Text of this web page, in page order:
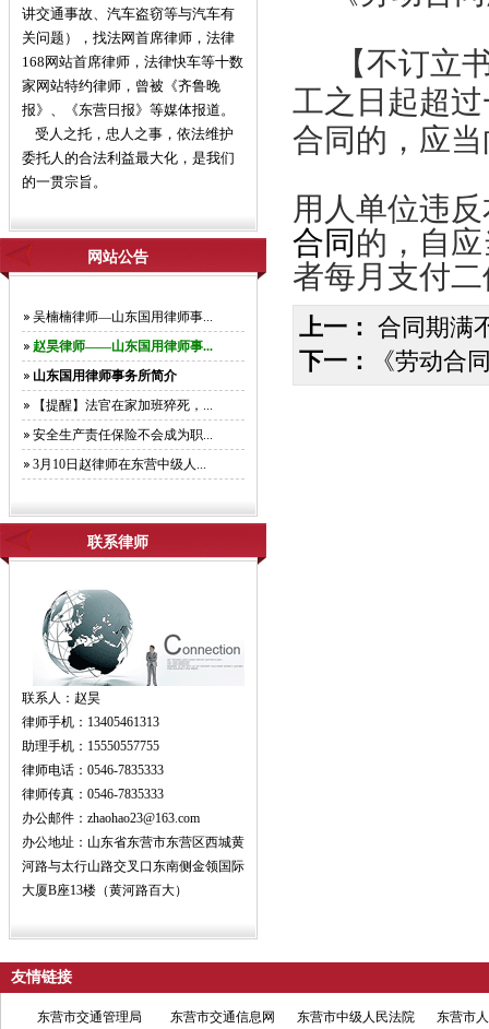
讲交通事故、汽车盗窃等与汽车有
关问题），找法网首席律师，法律
168网站首席律师，法律快车等十数
家网站特约律师，曾被《齐鲁晚
报》、《东营日报》等媒体报道。
受人之托，忠人之事，依法维护
委托人的合法利益最大化，是我们
的一贯宗旨。
网站公告
吴楠楠律师—山东国用律师事...
赵昊律师——山东国用律师事...
山东国用律师事务所简介
【提醒】法官在家加班猝死，...
安全生产责任保险不会成为职...
3月10日赵律师在东营中级人...
联系律师
联系人：赵昊
律师手机：13405461313
助理手机：15550557755
律师电话：0546-7835333
律师传真：0546-7835333
办公邮件：zhaohao23@163.com
办公地址：山东省东营市东营区西城黄
河路与太行山路交叉口东南侧金领国际
大厦B座13楼（黄河路百大）
【不订立
工之日起超
合同的，应
用人单位违
合同 的，自
者每月支付
上一：
合同期满
下一：
《劳动合
友情链接
东营市交通管理局 东营市交通信息网 东营市中级人民法院 东营市